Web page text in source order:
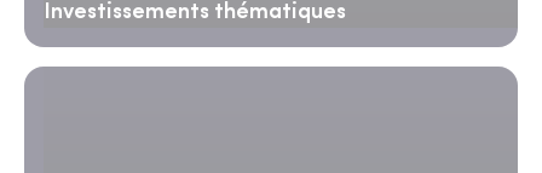
Investissements thématiques